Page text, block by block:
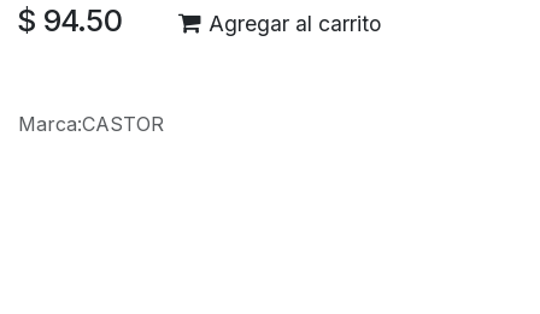
$ 94.50 Agregar al carrito
Marca:CASTOR